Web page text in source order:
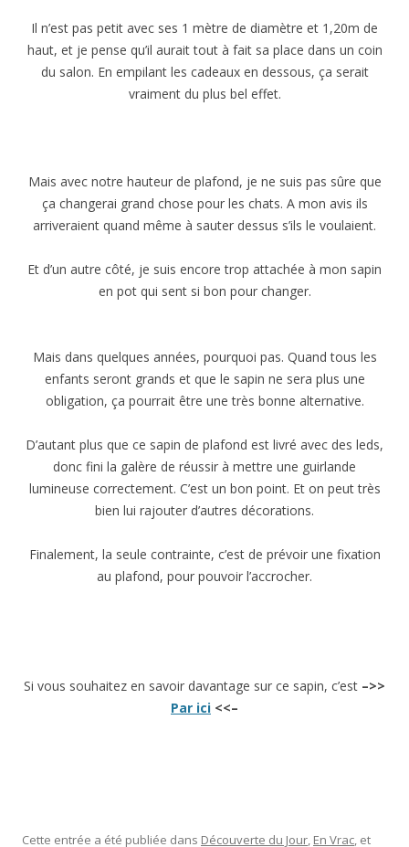
Il n’est pas petit avec ses 1 mètre de diamètre et 1,20m de
haut, et je pense qu’il aurait tout à fait sa place dans un coin
du salon. En empilant les cadeaux en dessous, ça serait
vraiment du plus bel effet.
Mais avec notre hauteur de plafond, je ne suis pas sûre que
ça changerai grand chose pour les chats. A mon avis ils
arriveraient quand même à sauter dessus s’ils le voulaient.
Et d’un autre côté, je suis encore trop attachée à mon sapin
en pot qui sent si bon pour changer.
Mais dans quelques années, pourquoi pas. Quand tous les
enfants seront grands et que le sapin ne sera plus une
obligation, ça pourrait être une très bonne alternative.
D’autant plus que ce sapin de plafond est livré avec des leds,
donc fini la galère de réussir à mettre une guirlande
lumineuse correctement. C’est un bon point. Et on peut très
bien lui rajouter d’autres décorations.
Finalement, la seule contrainte, c’est de prévoir une fixation
au plafond, pour pouvoir l’accrocher.
Si vous souhaitez en savoir davantage sur ce sapin, c’est –>>
Par ici <<–
Cette entrée a été publiée dans Découverte du Jour, En Vrac, et